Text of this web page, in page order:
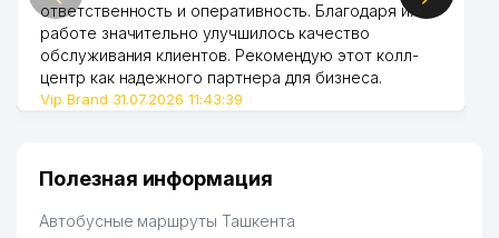
ответственность и оперативность. Благодаря их
работе значительно улучшилось качество
обслуживания клиентов. Рекомендую этот колл-
центр как надежного партнера для бизнеса.
Vip Brand 31.07.2026 11:43:39
Полезная информация
Автобусные маршруты Ташкента